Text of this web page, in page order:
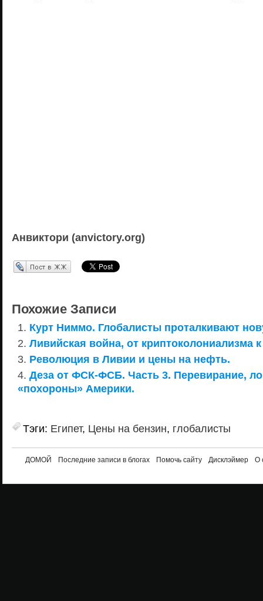
Анвиктори (anvictory.org)
Перепост в ЖЖ
Похожие Записи
Курт Ниммо. Глобалисты проталкивают
Ливийская война, от криптоколониализма
Революция в Ливии и цены на нефть.
Деза от ФСК-ФСБ. Часть 3. Перевирание,
«похороны» Америки.
Тэги: Египет, Цены на бензин, глобалисты
ДОМОЙ Последние записи в блогах Помочь сайту Дисклэймер О